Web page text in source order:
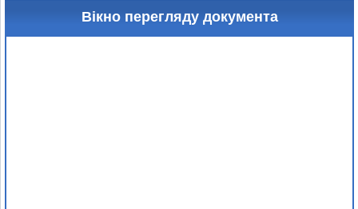
Вікно перегляду документа